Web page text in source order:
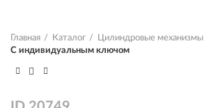
Главная Каталог
Цилиндровые механизмы
С индивидуальным ключом